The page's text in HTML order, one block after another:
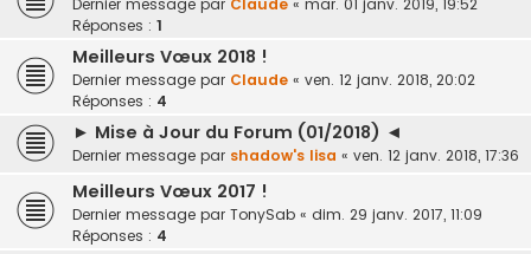
Dernier message par Claude « mar. 01 janv. 2019, 19:52
Réponses : 1
Meilleurs Vœux 2018 !
Dernier message par Claude « ven. 12 janv. 2018, 20:02
Réponses : 4
► Mise à Jour du Forum (01/2018) ◄
Dernier message par shadow's lisa « ven. 12 janv. 2018, 17:36
Meilleurs Vœux 2017 !
Dernier message par TonySab « dim. 29 janv. 2017, 11:09
Réponses : 4